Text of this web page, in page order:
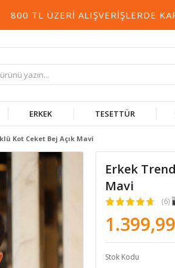
ALIŞVERIŞLERDE KARGO
ERKEK TESETTÜR
Kot Ceket Bej Açık Mavi
Erkek
Mavi
(6)
Stok Kodu